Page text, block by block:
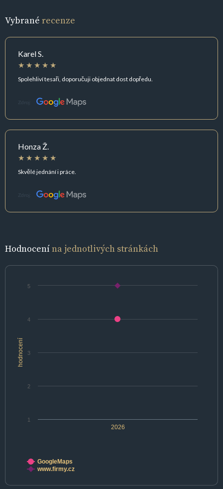
Vybrané recenze
Karel S.
Spolehliví tesaři, doporučuji objednat dost dopředu.
Zdroj:
Honza Ž.
Skvělé jednání i práce.
Zdroj:
Hodnocenína jednotlivých stránkách
hodnocení
2026
1
2
3
4
5
GoogleMaps
www.firmy.cz